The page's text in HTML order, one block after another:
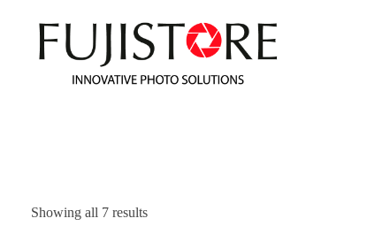
Showing all 7 results